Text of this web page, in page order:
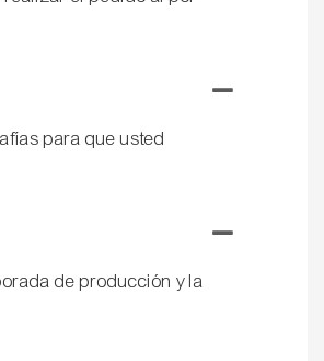
para que usted
de producción y la